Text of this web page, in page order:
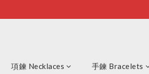
項鍊 Necklaces 手鍊 Bracelets